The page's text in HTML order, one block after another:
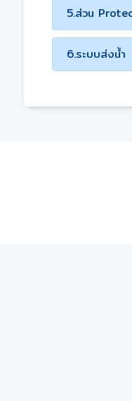
5.ส่วน
6.ระบบส่งน้ำ